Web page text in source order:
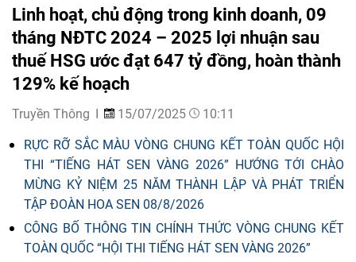
Linh hoạt, chủ động trong kinh doanh, 09
tháng NĐTC 2024 – 2025 lợi nhuận sau
thuế HSG ước đạt 647 tỷ đồng, hoàn thành
129% kế hoạch
Truyền Thông 15/07/2025
10:11
RỰC RỠ SẮC MÀU VÒNG CHUNG KẾT TOÀN QUỐC HỘI
THI “TIẾNG HÁT SEN VÀNG 2026” HƯỚNG TỚI CHÀO
MỪNG KỶ NIỆM 25 NĂM THÀNH LẬP VÀ PHÁT TRIỂN
TẬP ĐOÀN HOA SEN 08/8/2026
CÔNG BỐ THÔNG TIN CHÍNH THỨC VÒNG CHUNG KẾT
TOÀN QUỐC “HỘI THI TIẾNG HÁT SEN VÀNG 2026”